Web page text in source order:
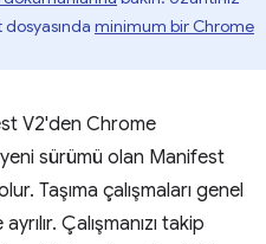
minimum bir Chrome
V2'den Chrome
sürümü olan Manifest
Taşıma çalışmaları genel
Çalışmanızı takip